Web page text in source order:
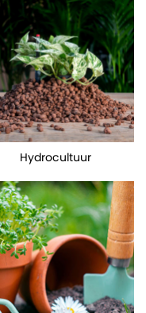
Hydrocultuur